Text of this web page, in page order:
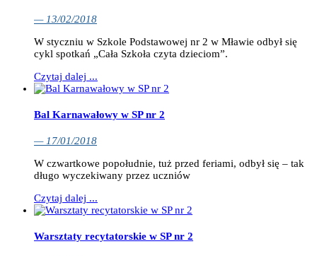
— 13/02/2018
W styczniu w Szkole Podstawowej nr 2 w Mławie odbył się
cykl spotkań „Cała Szkoła czyta dzieciom”.
Czytaj dalej ...
Bal Karnawałowy w SP nr 2
— 17/01/2018
W czwartkowe popołudnie, tuż przed feriami, odbył się – tak
długo wyczekiwany przez uczniów
Czytaj dalej ...
Warsztaty recytatorskie w SP nr 2